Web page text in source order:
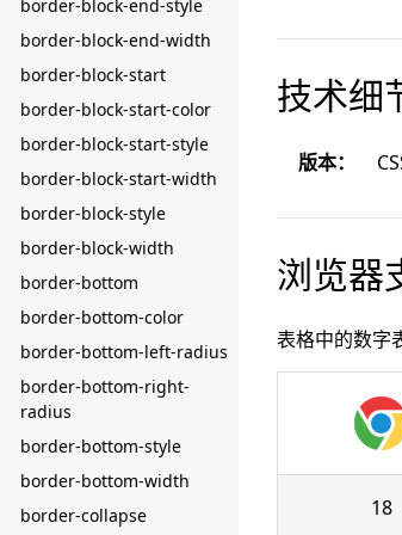
border-block-end-style
border-block-end-width
border-block-start
border-block-start-color
border-block-start-style
border-block-start-width
border-block-style
border-block-width
border-bottom
border-bottom-color
border-bottom-left-radius
border-bottom-right-
radius
border-bottom-style
border-bottom-width
border-collapse
技术细
版本：
浏览器
表格中的数字
18